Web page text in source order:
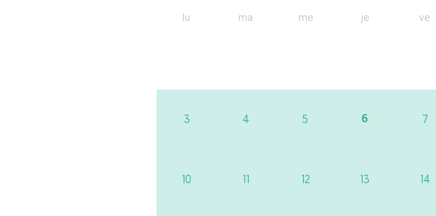
lu ma me je ve
3 4 5 6 7
10 11 12 13 14